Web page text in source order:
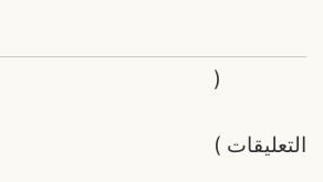
التعليقات
(
)